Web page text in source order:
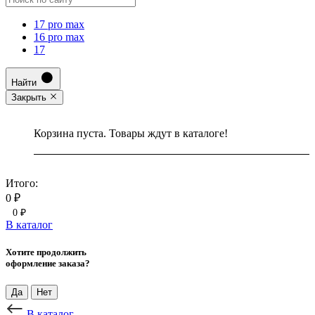
17 pro max
16 pro max
17
Найти
Закрыть
Корзина пуста. Товары ждут в каталоге!
Итого:
0 ₽
0 ₽
В каталог
Хотите продолжить
оформление заказа?
Да Нет